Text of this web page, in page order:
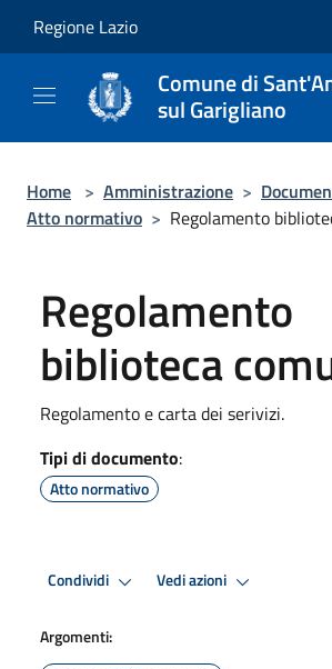
Regione Lazio
Comune di
sul Garigliano
Home > Amministrazione >
Atto normativo > Regolamento
Regolamento
biblioteca
Regolamento e carta dei serivizi.
Tipi di documento:
Atto normativo
Condividi Vedi azioni
Argomenti: